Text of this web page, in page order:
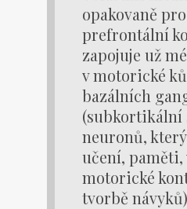
opakovaně
prefrontální
zapojuje už
v motorické
bazálních
(subkortikální
neuronů,
učení,
motorické
tvorbě